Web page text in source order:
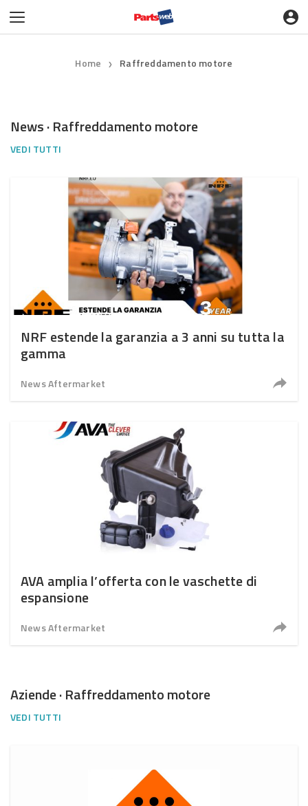
Home ❯ Raffreddamento motore
News · Raffreddamento motore
VEDI TUTTI
NRF estende la garanzia a 3 anni su tutta la
gamma
News Aftermarket
AVA amplia l’offerta con le vaschette di
espansione
News Aftermarket
Aziende · Raffreddamento motore
VEDI TUTTI